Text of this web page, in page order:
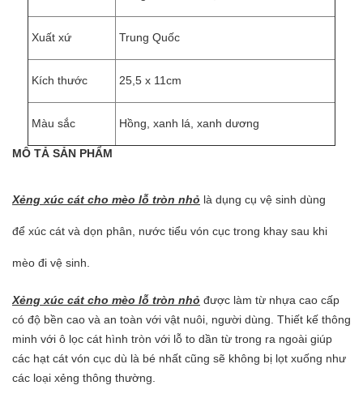
Xuất xứ Trung Quốc
Kích thước 25,5 x 11cm
Màu sắc Hồng, xanh lá, xanh dương
MÔ TẢ SẢN PHẨM
Xẻng xúc cát cho mèo lỗ tròn nhỏ là dụng cụ vệ sinh dùng
để xúc cát và dọn phân, nước tiểu vón cục trong khay sau khi
mèo đi vệ sinh.
Xẻng xúc cát cho mèo lỗ tròn nhỏ được làm từ nhựa cao cấp
có độ bền cao và an toàn với vật nuôi, người dùng. Thiết kế thông
minh với ô lọc cát hình tròn với lỗ to dần từ trong ra ngoài giúp
các hạt cát vón cục dù là bé nhất cũng sẽ không bị lọt xuống như
các loại xẻng thông thường.